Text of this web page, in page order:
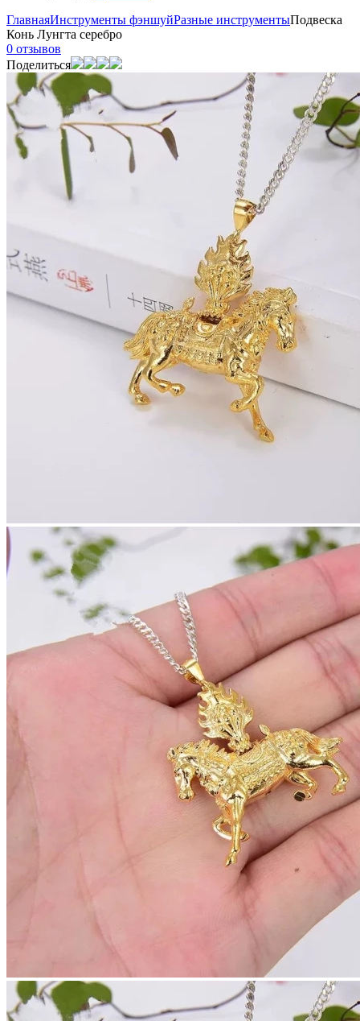
ГлавнаяИнструменты фэншуйРазные инструментыПодвеска
Конь Лунгта серебро
0 отзывов
Поделиться